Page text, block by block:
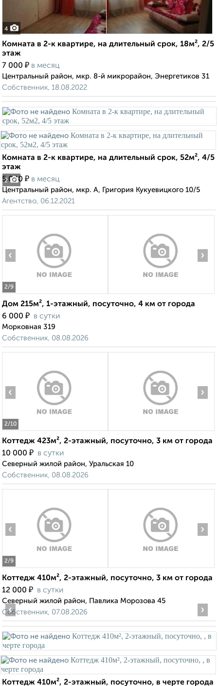
4
Комната в 2-к квартире, на длительный срок, 18м², 2/5
этаж
7 000 ₽ в месяц
Центральный район, мкр. 8-й микрорайон, Энергетиков 31
Собственник, 18.08.2022
2
Комната в 2-к квартире, на длительный срок, 52м², 4/5
этаж
5 000 ₽ в месяц
Центральный район, мкр. А, Григория Кукуевицкого 10/5
Агентство, 06.12.2021
2/9
‹ ›
Дом 215м², 1-этажный, посуточно, 4 км от города
6 000 ₽ в сутки
Морковная 319
Собственник, 08.08.2026
2/10
‹ ›
Коттедж 423м², 2-этажный, посуточно, 3 км от города
10 000 ₽ в сутки
Северный жилой район, Уральская 10
Собственник, 08.08.2026
2/9
‹ ›
Коттедж 410м², 2-этажный, посуточно, 3 км от города
12 000 ₽ в сутки
Северный жилой район, Павлика Морозова 45
Собственник, 07.08.2026
‹ ›
Коттедж 410м², 2-этажный, посуточно, в черте города